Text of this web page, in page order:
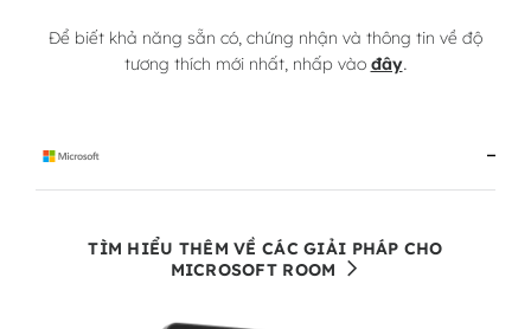
Để biết khả năng sẵn có, chứng nhận và thông tin về độ
tương thích mới nhất, nhấp vào đây.
TÌM HIỂU THÊM VỀ CÁC GIẢI PHÁP CHO
MICROSOFT ROOM